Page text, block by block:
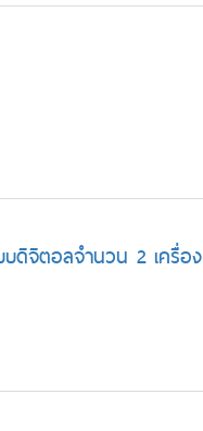
บดิจิตอลจำนวน 2 เครื่อง